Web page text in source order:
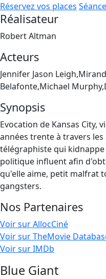
Réservez vos places
Réalisateur
Robert Altman
Acteurs
Jennifer Jason
Belafonte,Michael
Synopsis
Evocation de Kansas City,
années trente à travers
télégraphiste qui
politique influent afin
qu'elle aime, petit malfrat
gangsters.
Nos Partenaires
Voir sur AllocCiné
Voir sur TheMovie
Voir sur IMDb
Blue Giant